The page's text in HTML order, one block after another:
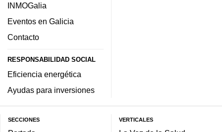
INMOGalia
Eventos en Galicia
Contacto
RESPONSABILIDAD SOCIAL
Eficiencia energética
Ayudas para inversiones
SECCIONES VERTICALES